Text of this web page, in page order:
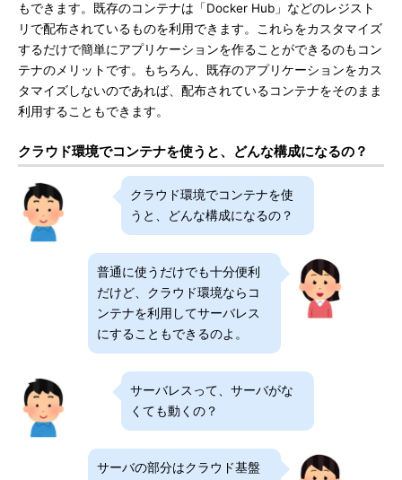
もできます。既存のコンテナは「Docker Hub」などのレジスト
リで配布されているものを利用できます。これらをカスタマイズ
するだけで簡単にアプリケーションを作ることができるのもコン
テナのメリットです。もちろん、既存のアプリケーションをカス
タマイズしないのであれば、配布されているコンテナをそのまま
利用することもできます。
クラウド環境でコンテナを使うと、どんな構成になるの？
クラウド環境でコンテナを使
うと、どんな構成になるの？
普通に使うだけでも十分便利
だけど、クラウド環境ならコ
ンテナを利用してサーバレス
にすることもできるのよ。
サーバレスって、サーバがな
くても動くの？
サーバの部分はクラウド基盤